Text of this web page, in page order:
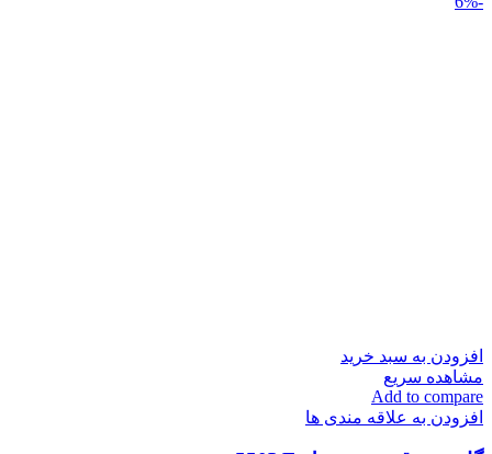
افزودن به سبد خرید
مشاهده سریع
Add to compare
افزودن به علاقه مندی ها